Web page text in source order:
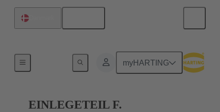
myHARTING
EINLEGETEIL F.